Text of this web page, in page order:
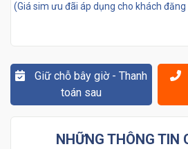
(Giá sim ưu đãi áp dụng cho khách
Giữ chỗ bây giờ - Thanh
toán sau
NHỮNG THÔNG TIN